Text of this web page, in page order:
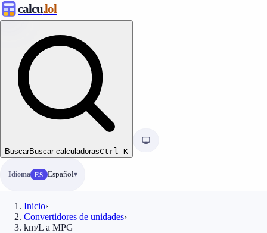
calcu.lol
BuscarBuscar calculadorasCtrl K
Idioma ES Español
Inicio›
Convertidores de unidades›
km/L a MPG